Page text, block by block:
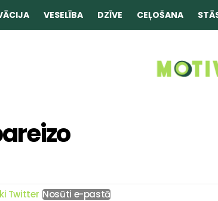
VESELĪBA DZĪVE CEĻOŠANA
Twitter Nosūti e-pastā